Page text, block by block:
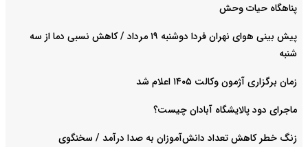
پناهگاه حیات وحش
پیش بینی هوای نهران فردا دوشنبه ۱۹ مرداد / کاهش نسبی دما از سه
شنبه
زمان برگزاری آژمون وکالت ۱۴۰۵ اعلام شد
ماجرای دود پالایشگاه آبادان چیست؟
زنگ خطر کاهش تعداد دانش‌آموزان به صدا درآمد / سخنگوی